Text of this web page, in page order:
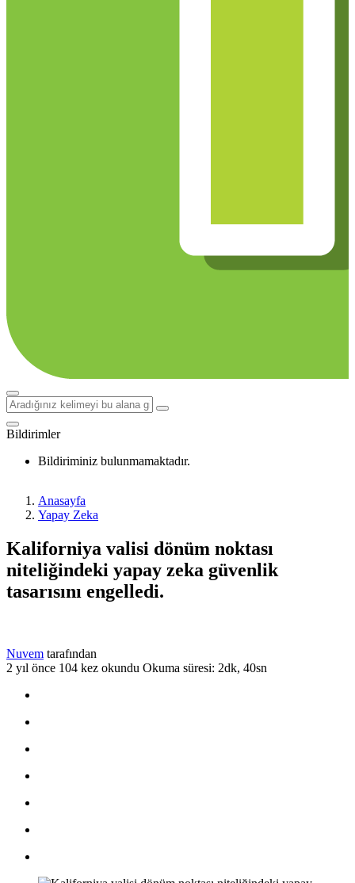
Bildirimler
Bildiriminiz bulunmamaktadır.
Anasayfa
Yapay Zeka
Kaliforniya valisi dönüm noktası
niteliğindeki yapay zeka güvenlik
tasarısını engelledi.
Nuvem tarafından
2 yıl önce 104 kez okundu Okuma süresi: 2dk, 40sn